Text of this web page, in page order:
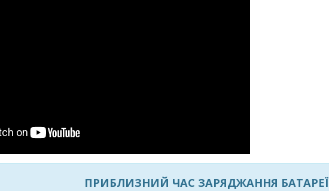
ПРИБЛИЗНИЙ ЧАС ЗАРЯДЖАННЯ БАТАРЕЇ